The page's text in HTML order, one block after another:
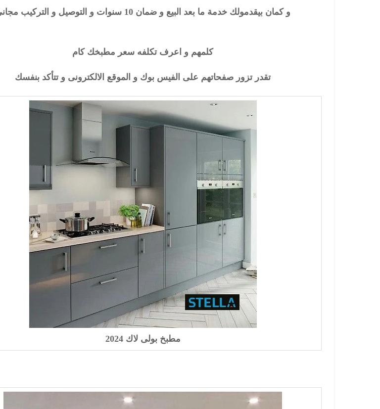
و كمان بيقدمولك خدمة ما بعد البيع و ضمان 10 سنوات و التوصيل و التركيب مجانى
كلمهم و اعرف تكلفه سعر مطبخك كام
تقدر تزور صفحاتهم على الفيس بوك و الموقع الالكترونى و تتأكد بنفسك
مطبخ بولى لاك 2024